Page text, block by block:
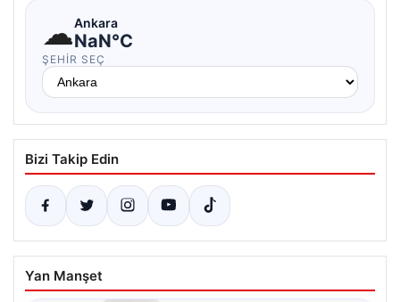
☁Ankara
NaN°C
ŞEHIR SEÇ
Bizi Takip Edin
Yan Manşet